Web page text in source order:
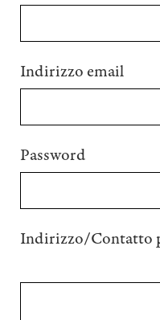
Indirizzo email
Password
Indirizzo/Contatto